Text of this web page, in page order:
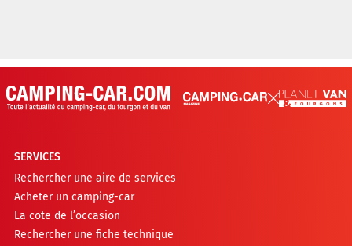
SERVICES
Rechercher une aire de services
Acheter un camping-car
La cote de l’occasion
Rechercher une fiche technique